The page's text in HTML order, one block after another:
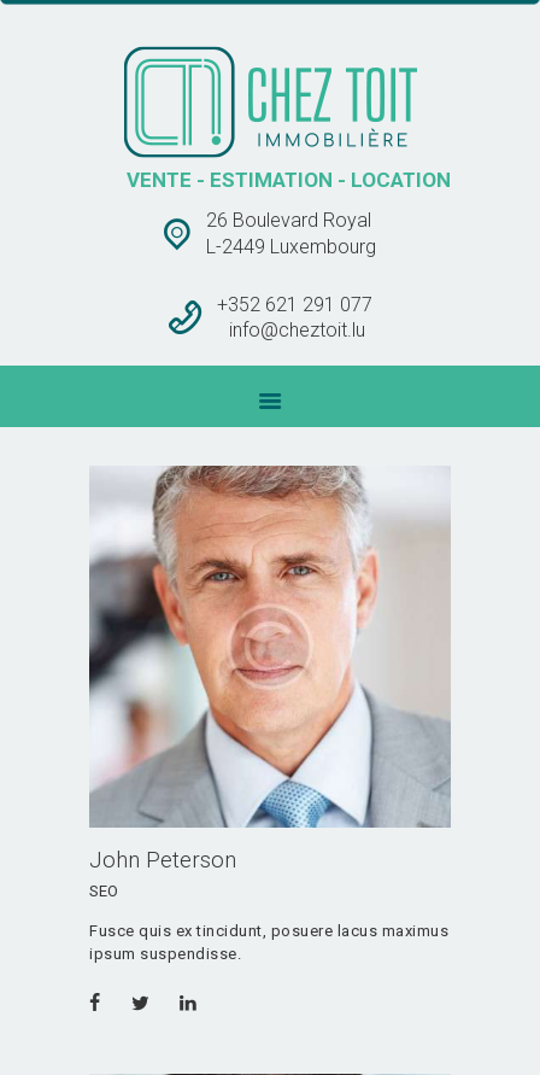
VENTE - ESTIMATION - LOCATION
26 Boulevard Royal
L-2449 Luxembourg
+352 621 291 077
info@cheztoit.lu
CHEZ TOIT IMMOBLIÈRE
VENTE – ESTIMATION – LOCATION
ACCUEIL
VENTES
LOCATIONS
COMMISSIONS
CONTACT
John Peterson
SEO
Fusce quis ex tincidunt, posuere lacus maximus
ipsum suspendisse.